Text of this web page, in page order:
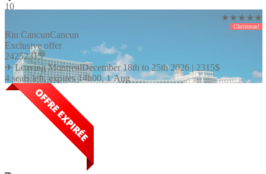
10
★★★★★
Christmas!
Riu CancunCancun
Exclusive offer
24252315$
✈ Leaving MontrealDecember 18th to 25th 2026 | 2315$
4 seats left, expires 14h00, 1 Aug